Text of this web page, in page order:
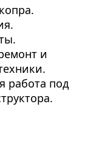
и
работа под